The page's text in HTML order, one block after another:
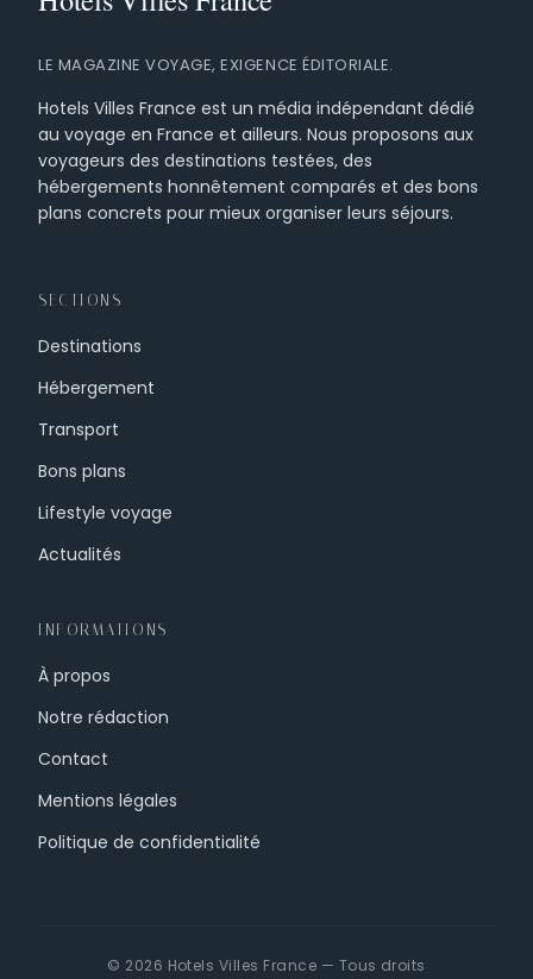
LE MAGAZINE VOYAGE, EXIGENCE ÉDITORIALE.
Hotels Villes France est un média indépendant dédié
au voyage en France et ailleurs. Nous proposons aux
voyageurs des destinations testées, des
hébergements honnêtement comparés et des bons
plans concrets pour mieux organiser leurs séjours.
SECTIONS
Destinations
Hébergement
Transport
Bons plans
Lifestyle voyage
Actualités
INFORMATIONS
À propos
Notre rédaction
Contact
Mentions légales
Politique de confidentialité
© 2026 Hotels Villes France — Tous droits